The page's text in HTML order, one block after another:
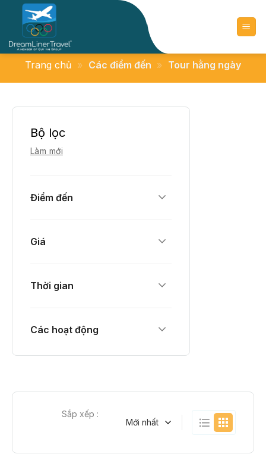
Chuyển
dung
Trang chủ » Các điểm đến » Tour hằng ngày
Bộ lọc
Làm mới
Điểm đến
Giá
Thời gian
Các hoạt động
Sắp xếp :
Mới nhất